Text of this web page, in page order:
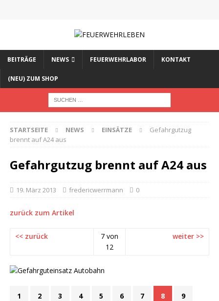
BEITRÄGE NEWS FEUERWEHRLABOR KONTAKT
(NEU) ZUM SHOP
STARTSEITE NEWS EINSÄTZE
Gefahrgutzug
brennt auf A24 aus
Gefahrgutzug brennt auf A24 aus
19. März 2013 fredericwerrmann 0
zurück zum Artikel
<< zurück
7 von
12
weiter >>
1 2 3 4 5 6 7 8 9